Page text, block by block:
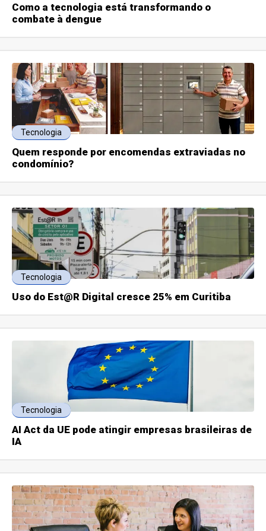
Como a tecnologia está transformando o
combate à dengue
Tecnologia
Quem responde por encomendas extraviadas no
condomínio?
Tecnologia
Uso do Est@R Digital cresce 25% em Curitiba
Tecnologia
AI Act da UE pode atingir empresas brasileiras de
IA